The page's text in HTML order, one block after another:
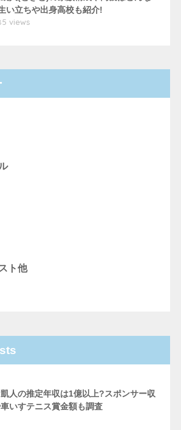
い立ちや出身高校も紹介!
views
ト他
人の推定年収は1億以上?スポンサー収
車いすテニス賞金額も調査